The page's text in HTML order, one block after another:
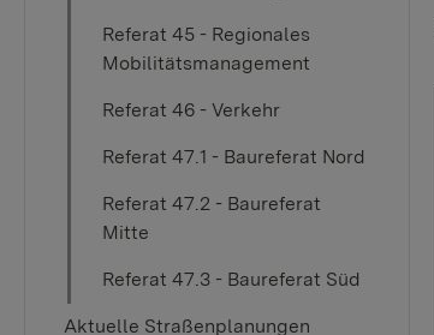
Referat 45 - Regionales
Mobilitätsmanagement
Referat 46 - Verkehr
Referat 47.1 - Baureferat Nord
Referat 47.2 - Baureferat
Mitte
Referat 47.3 - Baureferat Süd
Aktuelle Straßenplanungen